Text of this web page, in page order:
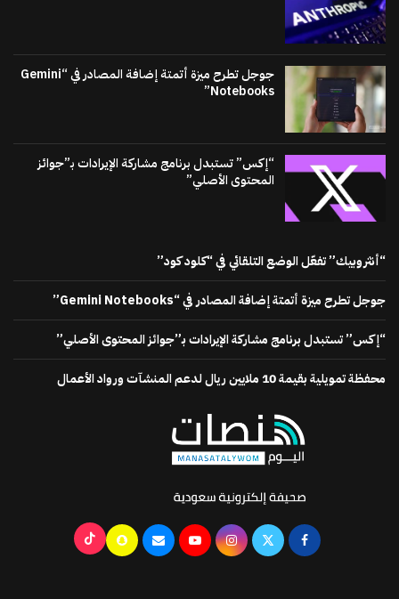
جوجل تطرح ميزة أتمتة إضافة المصادر في “Gemini
Notebooks”
“إكس” تستبدل برنامج مشاركة الإيرادات بـ”جوائز
المحتوى الأصلي”
“أنثروبيك” تفعّل الوضع التلقائي في “كلود كود”
جوجل تطرح ميزة أتمتة إضافة المصادر في “Gemini Notebooks”
“إكس” تستبدل برنامج مشاركة الإيرادات بـ”جوائز المحتوى الأصلي”
محفظة تمويلية بقيمة 10 ملايين ريال لدعم المنشآت ورواد الأعمال